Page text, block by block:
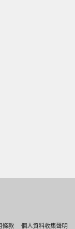
條款 個人資料收集聲明